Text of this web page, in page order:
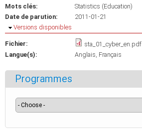
Mots clés:
Statistics (Education)
Date de parution:
2011-01-21
Masquer
Versions disponibles
Fichier:
sta_01_cyber_en.pdf
Langue(s):
Anglais Français
Programmes